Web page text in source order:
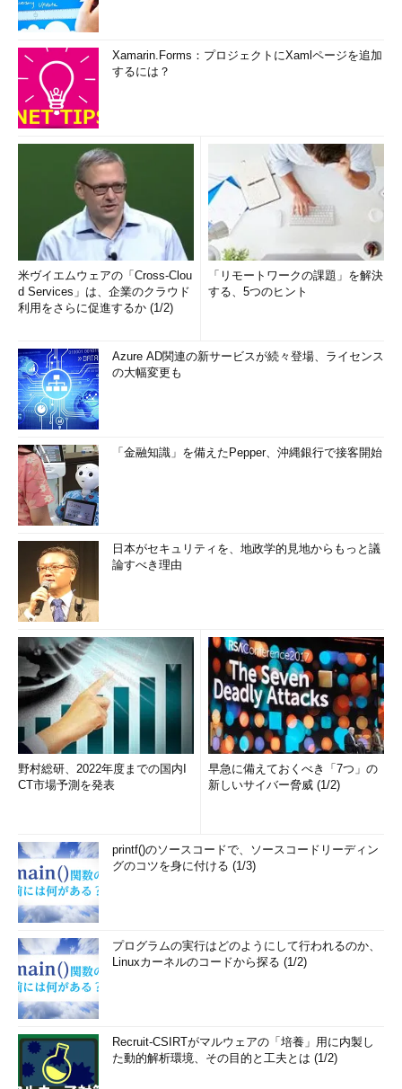
Xamarin.Forms：プロジェクトにXamlページを追加
するには？
米ヴイエムウェアの「Cross-Clou
d Services」は、企業のクラウド
利用をさらに促進するか (1/2)
「リモートワークの課題」を解決
する、5つのヒント
Azure AD関連の新サービスが続々登場、ライセンス
の大幅変更も
「金融知識」を備えたPepper、沖縄銀行で接客開始
日本がセキュリティを、地政学的見地からもっと議
論すべき理由
野村総研、2022年度までの国内I
CT市場予測を発表
早急に備えておくべき「7つ」の
新しいサイバー脅威 (1/2)
printf()のソースコードで、ソースコードリーディン
グのコツを身に付ける (1/3)
プログラムの実行はどのようにして行われるのか、
Linuxカーネルのコードから探る (1/2)
Recruit-CSIRTがマルウェアの「培養」用に内製し
た動的解析環境、その目的と工夫とは (1/2)